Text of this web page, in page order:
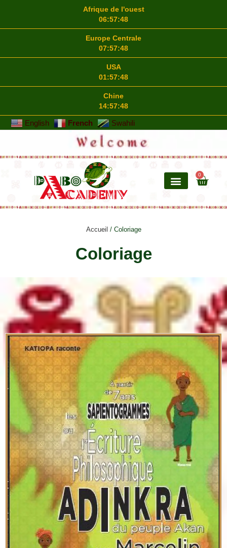
Afrique de l'ouest
06:57:49
Europe Centrale
07:57:49
USA
01:57:49
Chine
14:57:49
English French Swahili
0
Accueil / Coloriage
Coloriage